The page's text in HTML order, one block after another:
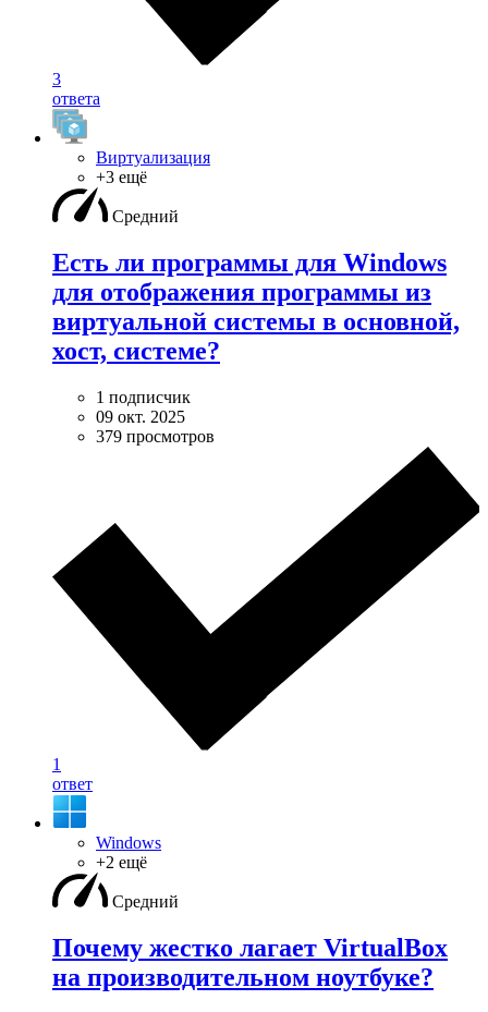
3
ответа
Виртуализация
+3 ещё
Средний
Есть ли программы для Windows
для отображения программы из
виртуальной системы в основной,
хост, системе?
1 подписчик
09 окт. 2025
379 просмотров
1
ответ
Windows
+2 ещё
Средний
Почему жестко лагает VirtualBox
на производительном ноутбуке?